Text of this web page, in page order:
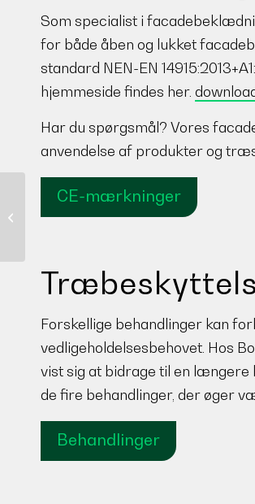
Som specialist i
for både åben og lukket
standard NEN-EN
hjemmeside findes her.
Har du spørgsmål? Vores
anvendelse af produkter og
CE-mærkninger
Forskellige behandlinger kan
vedligeholdelsesbehovet. Hos
vist sig at bidrage til en længere
de fire behandlinger, der øger
Behandlinger